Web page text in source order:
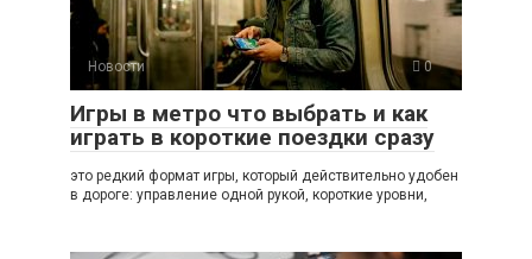
Новости 0
Игры в метро что выбрать и как
играть в короткие поездки сразу
это редкий формат игры, который действительно удобен
в дороге: управление одной рукой, короткие уровни,